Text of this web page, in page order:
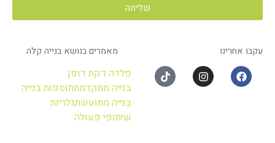
שליחה
עקבו אחרינו מאמרים בנושא בנייה קלה
פלדה דקת דופן
בנייה מתקדמתתוספות בנייה
בנייה מתועשתגלריות
שיתופי פעולה
פלד עתיד בע"מ